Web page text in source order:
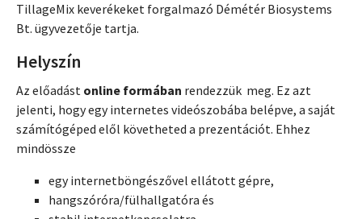
TillageMix keverékeket forgalmazó Démétér Biosystems
Bt. ügyvezetője tartja.
Helyszín
Az előadást online formában rendezzük meg. Ez azt
jelenti, hogy egy internetes videószobába belépve, a saját
számítógéped elől követheted a prezentációt. Ehhez
mindössze
egy internetböngészővel ellátott gépre,
hangszóróra/fülhallgatóra és